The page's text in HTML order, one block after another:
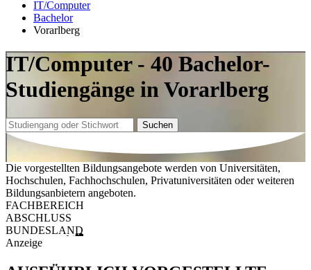
IT/Computer
Bachelor
Vorarlberg
IT/Computer - 40 Bachelor-
Studiengänge in Vorarlberg
Suchen
Die vorgestellten Bildungsangebote werden von Universitäten,
Hochschulen, Fachhochschulen, Privatuniversitäten oder weiteren
Bildungsanbietern angeboten.
FACHBEREICH
ABSCHLUSS
BUNDESLAND
Anzeige